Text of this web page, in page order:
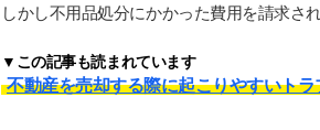
しかし不用品処分にかかった費用を請求さ
▼この記事も読まれています
不動産を売却する際に起こりやすいト